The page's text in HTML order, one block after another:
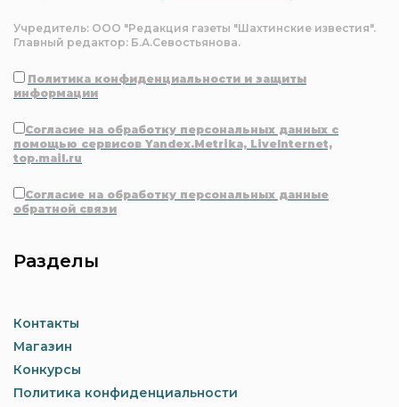
Учредитель: ООО "Редакция газеты "Шахтинские известия".
Главный редактор: Б.А.Севостьянова.
Политика конфиденциальности и защиты
информации
Согласие на обработку персональных данных с
помощью сервисов Yandex.Metrika, LiveInternet,
top.mail.ru
Согласие на обработку персональных данные
обратной связи
Разделы
Контакты
Магазин
Конкурсы
Политика конфиденциальности